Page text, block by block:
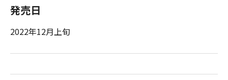
発売日
2022年12月上旬